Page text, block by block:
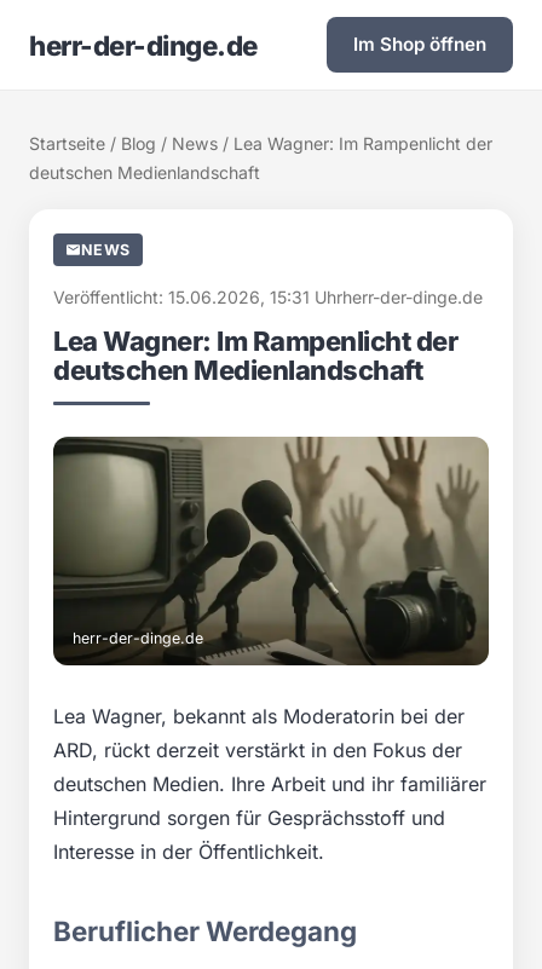
herr-der-dinge.de Im Shop öffnen
Startseite / Blog / News / Lea Wagner: Im Rampenlicht der
deutschen Medienlandschaft
NEWS
Veröffentlicht: 15.06.2026, 15:31 Uhrherr-der-dinge.de
Lea Wagner: Im Rampenlicht der
deutschen Medienlandschaft
herr-der-dinge.de
Lea Wagner, bekannt als Moderatorin bei der
ARD, rückt derzeit verstärkt in den Fokus der
deutschen Medien. Ihre Arbeit und ihr familiärer
Hintergrund sorgen für Gesprächsstoff und
Interesse in der Öffentlichkeit.
Beruflicher Werdegang